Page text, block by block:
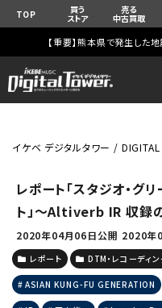
TOP 買う
ストア
売る
中古買取
【重要】熊本県で発生した
イケベ デジタルタワー /
レポート「スタジオ・グ
ト」～Altiverb IR 収録
2020年04月06日公開 2020年
レポート DTM・レコーディ
ASIAN KUNG-FU GENERATION